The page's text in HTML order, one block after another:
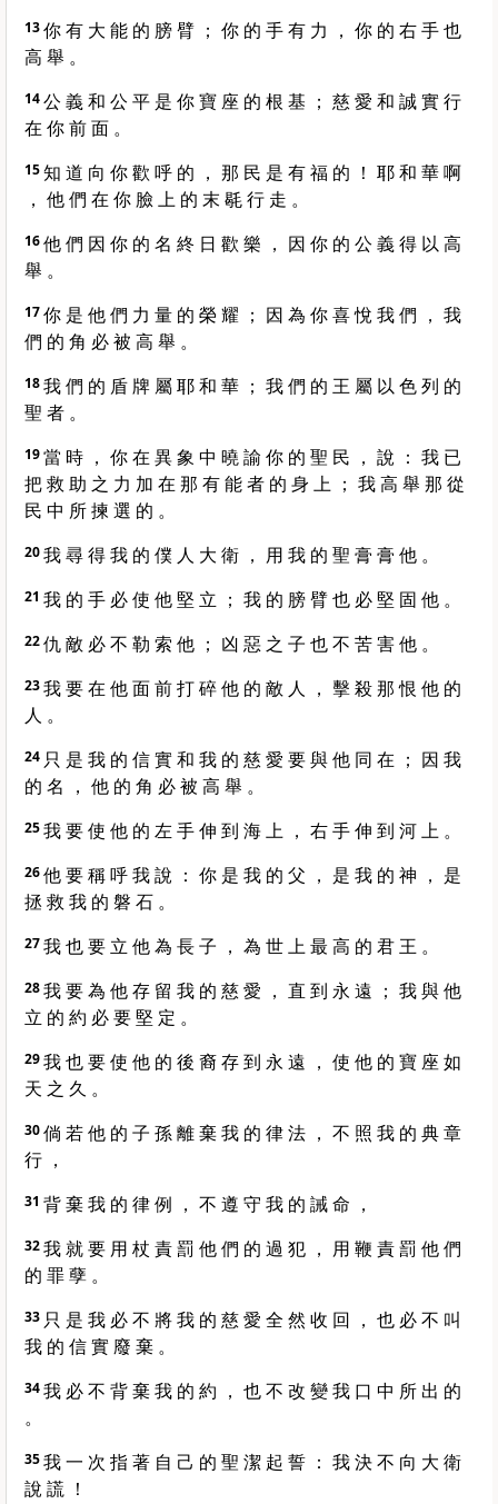
13你 有 大 能 的 膀 臂 ； 你 的 手 有 力 ， 你 的 右 手 也
高 舉 。
14公 義 和 公 平 是 你 寶 座 的 根 基 ； 慈 愛 和 誠 實 行
在 你 前 面 。
15知 道 向 你 歡 呼 的 ， 那 民 是 有 福 的 ！ 耶 和 華 啊
， 他 們 在 你 臉 上 的 末 毼 行 走 。
16他 們 因 你 的 名 終 日 歡 樂 ， 因 你 的 公 義 得 以 高
舉 。
17你 是 他 們 力 量 的 榮 耀 ； 因 為 你 喜 悅 我 們 ， 我
們 的 角 必 被 高 舉 。
18我 們 的 盾 牌 屬 耶 和 華 ； 我 們 的 王 屬 以 色 列 的
聖 者 。
19當 時 ， 你 在 異 象 中 曉 諭 你 的 聖 民 ， 說 ： 我 已
把 救 助 之 力 加 在 那 有 能 者 的 身 上 ； 我 高 舉 那 從
民 中 所 揀 選 的 。
20我 尋 得 我 的 僕 人 大 衛 ， 用 我 的 聖 膏 膏 他 。
21 我 的 手 必 使 他 堅 立 ； 我 的 膀 臂 也 必 堅 固 他 。
22仇 敵 必 不 勒 索 他 ； 凶 惡 之 子 也 不 苦 害 他 。
23我 要 在 他 面 前 打 碎 他 的 敵 人 ， 擊 殺 那 恨 他 的
人 。
24 只 是 我 的 信 實 和 我 的 慈 愛 要 與 他 同 在 ； 因 我
的 名 ， 他 的 角 必 被 高 舉 。
25我 要 使 他 的 左 手 伸 到 海 上 ， 右 手 伸 到 河 上 。
26他 要 稱 呼 我 說 ： 你 是 我 的 父 ， 是 我 的 神 ， 是
拯 救 我 的 磐 石 。
27我 也 要 立 他 為 長 子 ， 為 世 上 最 高 的 君 王 。
28我 要 為 他 存 留 我 的 慈 愛 ， 直 到 永 遠 ； 我 與 他
立 的 約 必 要 堅 定 。
29我 也 要 使 他 的 後 裔 存 到 永 遠 ， 使 他 的 寶 座 如
天 之 久 。
30倘 若 他 的 子 孫 離 棄 我 的 律 法 ， 不 照 我 的 典 章
行 ，
31 背 棄 我 的 律 例 ， 不 遵 守 我 的 誡 命 ，
32我 就 要 用 杖 責 罰 他 們 的 過 犯 ， 用 鞭 責 罰 他 們
的 罪 孽 。
33 只 是 我 必 不 將 我 的 慈 愛 全 然 收 回 ， 也 必 不 叫
我 的 信 實 廢 棄 。
34我 必 不 背 棄 我 的 約 ， 也 不 改 變 我 口 中 所 出 的
。
35我 一 次 指 著 自 己 的 聖 潔 起 誓 ： 我 決 不 向 大 衛
說 謊 ！